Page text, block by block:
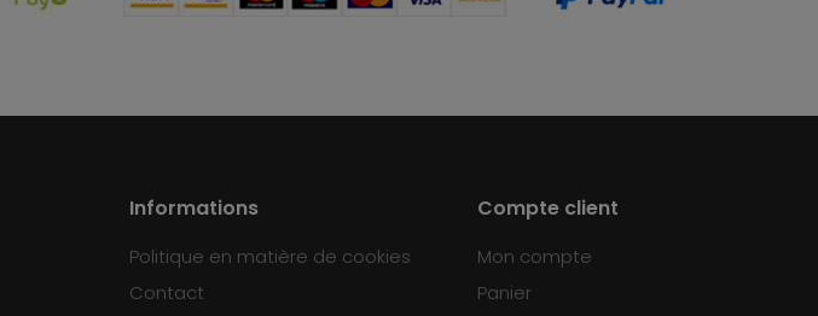
Informations
Politique en matière de cookies
Contact
Compte client
Mon compte
Panier